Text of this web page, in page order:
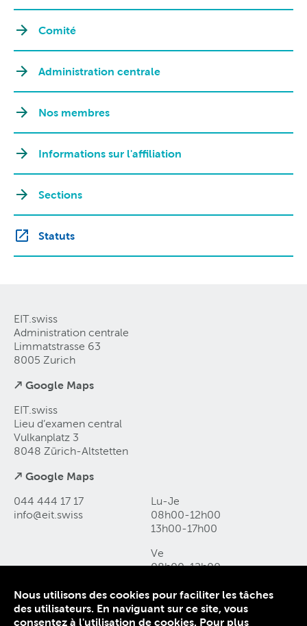
Comité
Administration centrale
Nos membres
Informations sur l'affiliation
Sections
Statuts
EIT.swiss
Administration centrale
Limmatstrasse 63
8005 Zurich
↗ Google Maps
EIT.swiss
Lieu d’examen central
Vulkanplatz 3
8048 Zürich-Altstetten
↗ Google Maps
044 444 17 17
info@eit swiss
Lu-Je
08h00-12h00
13h00-17h00
Ve
08h00-12h00
Contact et accès
Nous utilisons des cookies pour faciliter les tâches
des utilisateurs. En naviguant sur ce site, vous
consentez à l'utilisation de cookies. Pour plus